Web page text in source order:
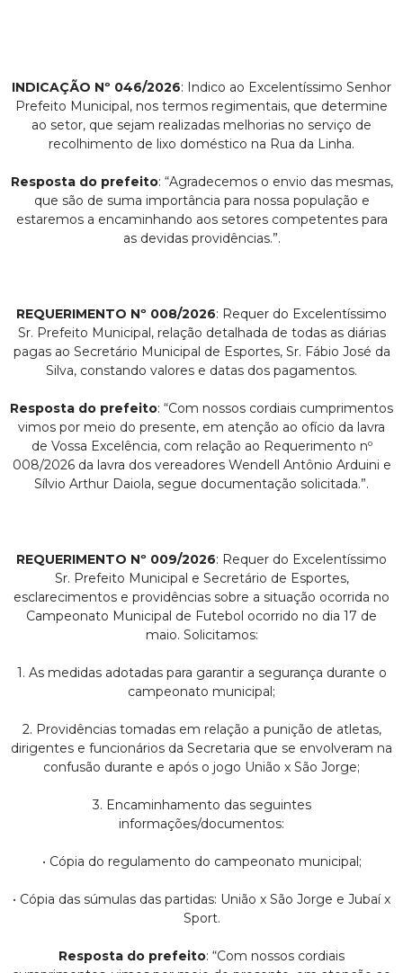
INDICAÇÃO Nº 046/2026: Indico ao Excelentíssimo Senhor
Prefeito Municipal, nos termos regimentais, que determine
ao setor, que sejam realizadas melhorias no serviço de
recolhimento de lixo doméstico na Rua da Linha.
Resposta do prefeito: “Agradecemos o envio das mesmas,
que são de suma importância para nossa população e
estaremos a encaminhando aos setores competentes para
as devidas providências.”.
REQUERIMENTO Nº 008/2026: Requer do Excelentíssimo
Sr. Prefeito Municipal, relação detalhada de todas as diárias
pagas ao Secretário Municipal de Esportes, Sr. Fábio José da
Silva, constando valores e datas dos pagamentos.
Resposta do prefeito: “Com nossos cordiais cumprimentos
vimos por meio do presente, em atenção ao ofício da lavra
de Vossa Excelência, com relação ao Requerimento nº
008/2026 da lavra dos vereadores Wendell Antônio Arduini e
Sílvio Arthur Daiola, segue documentação solicitada.”.
REQUERIMENTO Nº 009/2026: Requer do Excelentíssimo
Sr. Prefeito Municipal e Secretário de Esportes,
esclarecimentos e providências sobre a situação ocorrida no
Campeonato Municipal de Futebol ocorrido no dia 17 de
maio. Solicitamos:
1. As medidas adotadas para garantir a segurança durante o
campeonato municipal;
2. Providências tomadas em relação a punição de atletas,
dirigentes e funcionários da Secretaria que se envolveram na
confusão durante e após o jogo União x São Jorge;
3. Encaminhamento das seguintes
informações/documentos:
• Cópia do regulamento do campeonato municipal;
• Cópia das súmulas das partidas: União x São Jorge e Jubaí x
Sport.
Resposta do prefeito: “Com nossos cordiais